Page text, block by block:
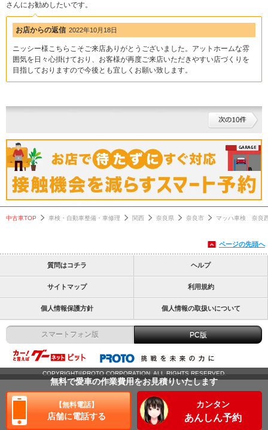
さんにお勧めしたいです。
お店からの返信 2022年10月18日
ニッシー様こちらこそご来店ありがとうございました。アットホームな雰
囲気を日々心掛けており、お客様が再度ご来店いただきやすい店づくりを
目指しておりますので今後とも宜しくお願い致します。
中古車TOP 車検・自動車整備・車修理 関西 奈良県 奈良市 マッハ車検 奈良
無料で愛車の作業費用をお見積りいたします
【無料電話】
店舗に電話する
カンタン
あんしん予約
ページの先頭へ
質問はコチラ ヘルプ
サイトマップ 利用規約
個人情報保護方針 個人情報の取扱いについて
スマートフォン版 PC版
COPYRIGHT©PROTO CORPORATION. ALL RIGHTS RESERVED.